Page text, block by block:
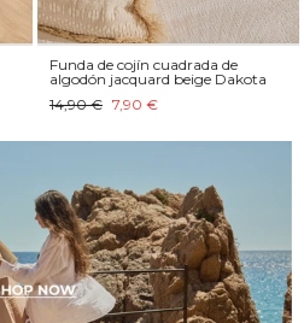
Funda de cojín cuadrada de
algodón jacquard beige Dakota
14,90 € 7,90 €